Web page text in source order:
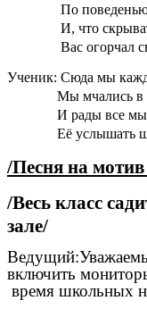
По поведенью,
И, что скрывать,
Вас огорчал
Ученик: Сюда мы
Мы мчались в
И рады все мы
Её услышать
/Песня на
/Весь класс
зале/
включить
время школьных